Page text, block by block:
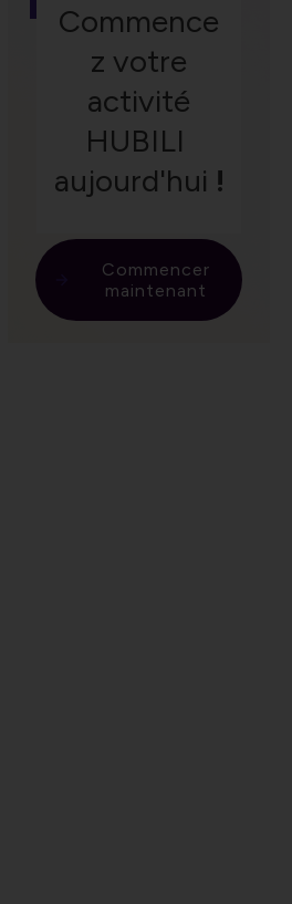
Commence
z votre
activité
HUBILI
aujourd'hui !
Commencer
maintenant